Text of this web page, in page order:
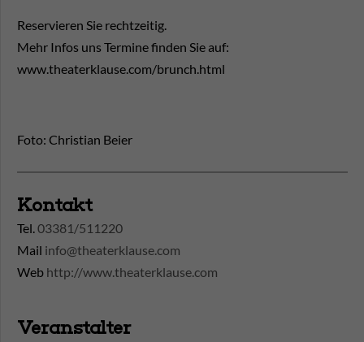
Reservieren Sie rechtzeitig.
Mehr Infos uns Termine finden Sie auf:
www.theaterklause.com/brunch.html
Foto: Christian Beier
Kontakt
Tel.03381/511220
Mail info@theaterklause.com
Web http://www.theaterklause.com
Veranstalter